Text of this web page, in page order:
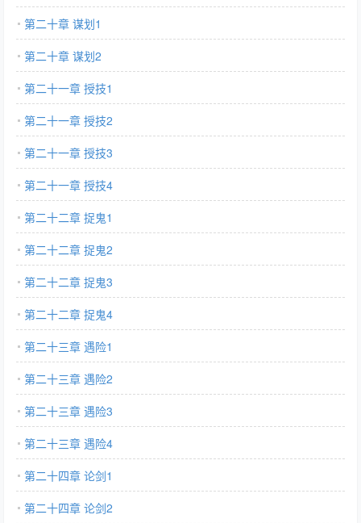
第二十章 谋划1
第二十章 谋划2
第二十一章 授技1
第二十一章 授技2
第二十一章 授技3
第二十一章 授技4
第二十二章 捉鬼1
第二十二章 捉鬼2
第二十二章 捉鬼3
第二十二章 捉鬼4
第二十三章 遇险1
第二十三章 遇险2
第二十三章 遇险3
第二十三章 遇险4
第二十四章 论剑1
第二十四章 论剑2